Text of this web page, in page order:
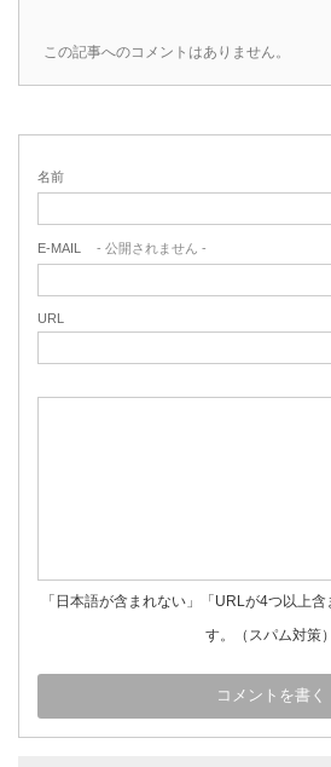
この記事へのコメントはありません。
名前
E-MAIL - 公開されません -
URL
「日本語が含まれない」「URLが4つ以上
す。（スパム対策）